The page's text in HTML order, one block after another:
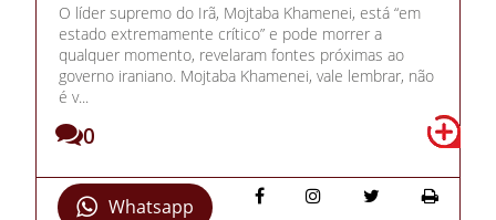
O líder supremo do Irã, Mojtaba Khamenei, está “em
estado extremamente crítico” e pode morrer a
qualquer momento, revelaram fontes próximas ao
governo iraniano. Mojtaba Khamenei, vale lembrar, não
é v...
0
Whatsapp